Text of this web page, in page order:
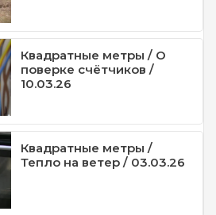
Квадратные метры / О
поверке счётчиков /
10.03.26
Квадратные метры /
Тепло на ветер / 03.03.26